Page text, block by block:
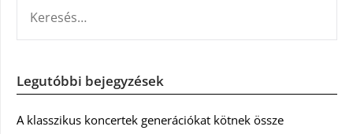
Legutóbbi bejegyzések
A klasszikus koncertek generációkat kötnek össze